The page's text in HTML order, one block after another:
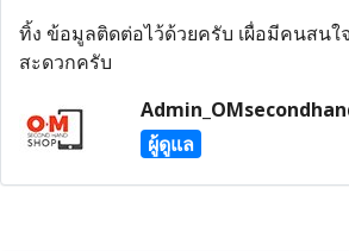
ทิ้ง ข้อมูลติดต่อไว้ด้วยครับ เผื่อมีคนสนใ
สะดวกครับ
ผู้ดูแล